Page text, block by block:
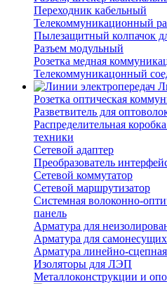
Переходник кабельный
Телекоммуникационный
Пылезащитный колпачок
Разъем модульный
Розетка медная
Телекоммуникацонный
Розетка оптическая
Разветвитель для
Распределительная
техники
Сетевой адаптер
Преобразователь
Сетевой коммутатор
Сетевой маршрутизатор
Системная волоконно-
панель
Арматура для
Арматура для
Арматура линейно-сцепная
Изоляторы для ЛЭП
Металлоконструкции и